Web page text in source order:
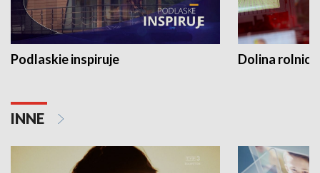
Podlaskie inspiruje Dolina
INNE